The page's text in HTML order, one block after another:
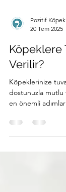
20 Tem 2025
Köpeklere
Verilir?
Köpeklerinize
en önemli